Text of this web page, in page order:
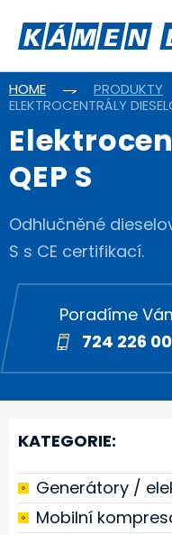
HOME PRODUKTY
ELEKTROCENTRÁLY
QEP S
Odhlučněné
S s CE certifikací.
Poradíme
724 226
KATEGORIE:
Generátory /
Mobilní